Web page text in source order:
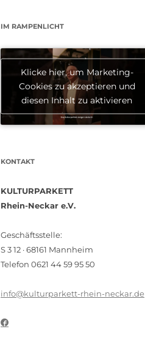
IM RAMPENLICHT
Klicke hier, um Marketing-
Cookies zu akzeptieren und
diesen Inhalt zu aktivieren
KONTAKT
KULTURPARKETT
Rhein-Neckar e.V.
Geschäftsstelle:
S 3 12 · 68161 Mannheim
Telefon 0621 44 59 95 50
info@kulturparkett-rhein-neckar.de